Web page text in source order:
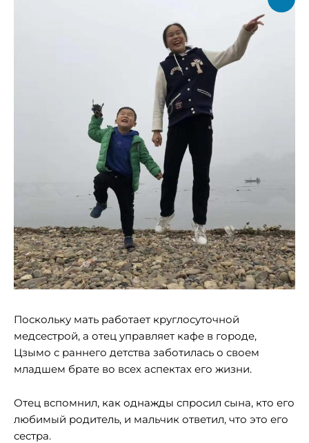
Поскольку мать работает круглосуточной
медсестрой, а отец управляет кафе в городе,
Цзымо с раннего детства заботилась о своем
младшем брате во всех аспектах его жизни.
Отец вспомнил, как однажды спросил сына, кто его
любимый родитель, и мальчик ответил, что это его
сестра.